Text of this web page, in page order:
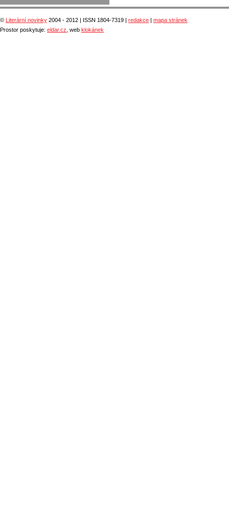
© Literární novinky 2004 - 2012 | ISSN 1804-7319 | redakce
mapa stránek
Prostor poskytuje: eldar.cz , web klokánek